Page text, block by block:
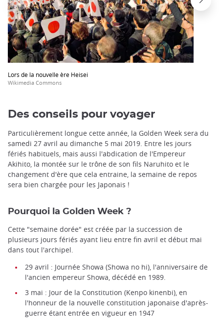
Lors de la nouvelle ère Heisei
Wikimedia Commons
Des conseils pour voyager
Particulièrement longue cette année, la Golden Week sera du
samedi 27 avril au dimanche 5 mai 2019. Entre les jours
fériés habituels, mais aussi l'abdication de l'Empereur
Akihito, la montée sur le trône de son fils Naruhito et le
changement d'ère que cela entraine, la semaine de repos
sera bien chargée pour les Japonais !
Pourquoi la Golden Week ?
Cette "semaine dorée" est créée par la succession de
plusieurs jours fériés ayant lieu entre fin avril et début mai
dans tout l'archipel.
29 avril : Journée Showa (Showa no hi), l'anniversaire de
l'ancien empereur Showa, décédé en 1989.
3 mai : Jour de la Constitution (Kenpo kinenbi), en
l'honneur de la nouvelle constitution japonaise d'après-
guerre étant entrée en vigueur en 1947